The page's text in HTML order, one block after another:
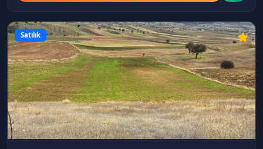
Satılık